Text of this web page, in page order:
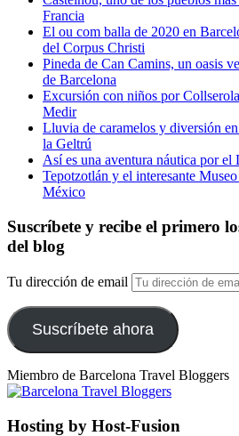
Francia
El ou com balla de 2020 en
del Corpus Christi
Pineda de Can Camins, un oasis
de Barcelona
Excursión con niños por
Medir
Lluvia de caramelos y diversión
la Geltrú
Así es una aventura náutica por
Tepotzotlán y el interesante
México
Suscríbete y recibe el primero
del blog
Tu dirección de email
Suscríbete ahora
Miembro de Barcelona Travel Bloggers
Hosting by Host-Fusion